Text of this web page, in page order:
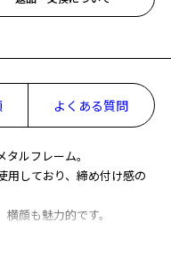
よくある質問
ルフレーム。
用しており、締め付け感の
顔も魅力的です。